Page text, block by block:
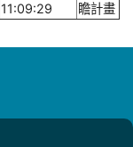
11:09:29
瞻計畫